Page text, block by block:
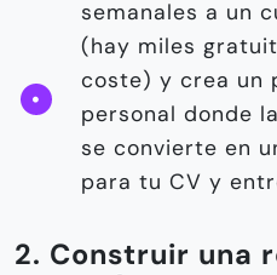
semanales a un
(hay miles
coste) y crea un
personal donde
se convierte en
para tu CV y
2. Construir una